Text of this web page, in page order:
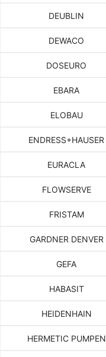
DEUBLIN
DEWACO
DOSEURO
EBARA
ELOBAU
ENDRESS+HAUSER
EURACLA
FLOWSERVE
FRISTAM
GARDNER DENVER
GEFA
HABASIT
HEIDENHAIN
HERMETIC PUMPEN